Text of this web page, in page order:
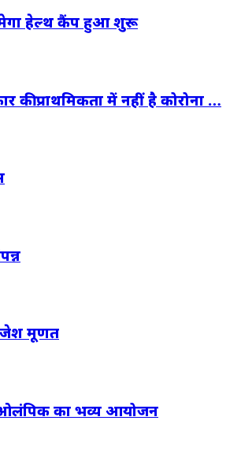
मेगा हेल्थ कैंप हुआ शुरू
की प्राथमिकता में नहीं है कोरोना …
मूणत
ओलंपिक का भव्य आयोजन